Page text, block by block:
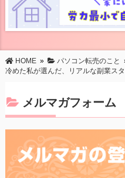
HOME» パソコン転売のこと
冷めた私が選んだ、リアルな副業ス
メルマガフォーム